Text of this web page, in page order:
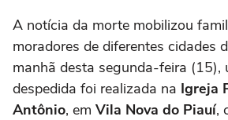
A notícia da morte mobilizou
moradores de diferentes cidades
manhã desta segunda-feira (15),
despedida foi realizada na Igreja
Antônio, em Vila Nova do Piauí,